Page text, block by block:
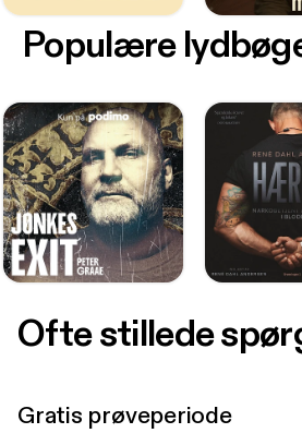
Populære
Ofte stillede
Gratis prøveperiode